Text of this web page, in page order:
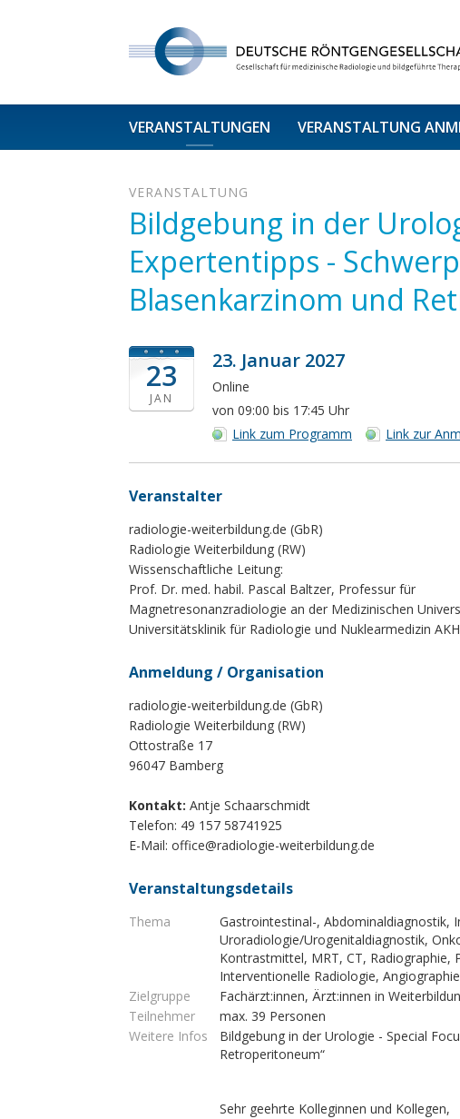
VERANSTALTUNGEN VERANSTALTUNG
VERANSTALTUNG
Bildgebung in der
Expertentipps -
Blasenkarzinom und
23
JAN
23. Januar 2027
Online
von 09:00 bis 17:45 Uhr
Link zum Programm
Link zur
Veranstalter
radiologie-weiterbildung.de (GbR)
Radiologie Weiterbildung (RW)
Wissenschaftliche Leitung:
Prof. Dr. med. habil. Pascal Baltzer, Professur für
Magnetresonanzradiologie an der Medizinischen
Universitätsklinik für Radiologie und Nuklearmedizin
Anmeldung / Organisation
radiologie-weiterbildung.de (GbR)
Radiologie Weiterbildung (RW)
Ottostraße 17
96047 Bamberg
Kontakt: Antje Schaarschmidt
Telefon: 49 157 58741925
E-Mail: office@radiologie-weiterbildung.de
Veranstaltungsdetails
Thema
Gastrointestinal-, Abdominaldiagnostik,
Uroradiologie/Urogenitaldiagnostik,
Kontrastmittel, MRT, CT, Radiographie,
Interventionelle Radiologie, Angiographie
Zielgruppe
Fachärzt:innen, Ärzt:innen in
Teilnehmer
max. 39 Personen
Weitere Infos
Bildgebung in der Urologie - Special
Retroperitoneum“
Sehr geehrte Kolleginnen und Kollegen,